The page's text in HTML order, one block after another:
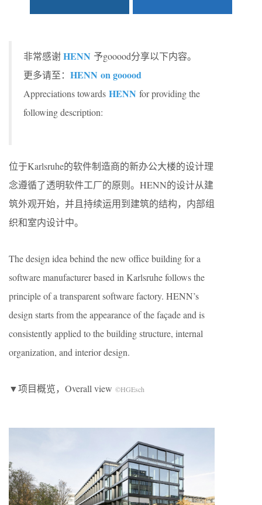
非常感谢HENN 予gooood分享以下内容。
更多请至： HENN on gooood
Appreciations towards HENN for providing the
following description:
位于Karlsruhe的软件制造商的新办公大楼的设计理
念遵循了透明软件工厂的原则。HENN的设计从建
筑外观开始，并且持续运用到建筑的结构，内部组
织和室内设计中。
The design idea behind the new office building for a
software manufacturer based in Karlsruhe follows the
principle of a transparent software factory. HENN’s
design starts from the appearance of the façade and is
consistently applied to the building structure, internal
organization, and interior design.
▼项目概览，Overall view ©HGEsch